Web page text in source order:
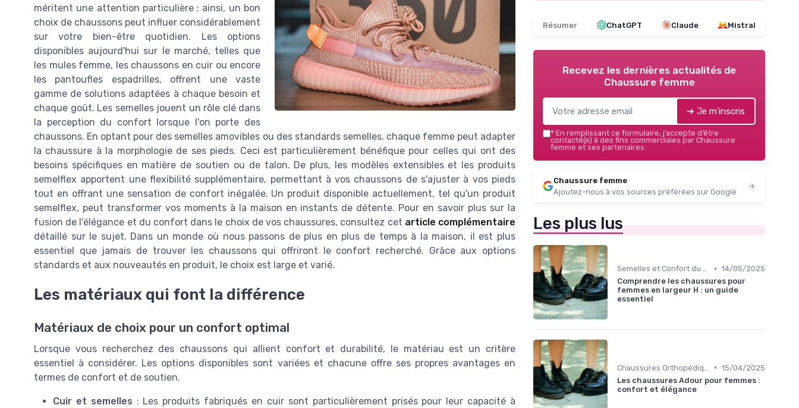
méritent une attention particulière ; ainsi, un bon
choix de chaussons peut influer considérablement
sur votre bien-être quotidien. Les options
disponibles aujourd'hui sur le marché, telles que
les mules femme, les chaussons en cuir ou encore
les pantoufles espadrilles, offrent une vaste
gamme de solutions adaptées à chaque besoin et
chaque goût. Les semelles jouent un rôle clé dans
la perception du confort lorsque l'on porte des
chaussons. En optant pour des semelles amovibles ou des standards semelles, chaque femme peut adapter
la chaussure à la morphologie de ses pieds. Ceci est particulièrement bénéfique pour celles qui ont des
besoins spécifiques en matière de soutien ou de talon. De plus, les modèles extensibles et les produits
semelflex apportent une flexibilité supplémentaire, permettant à vos chaussons de s'ajuster à vos pieds
tout en offrant une sensation de confort inégalée. Un produit disponible actuellement, tel qu'un produit
semelflex, peut transformer vos moments à la maison en instants de détente. Pour en savoir plus sur la
fusion de l'élégance et du confort dans le choix de vos chaussures, consultez cet article complémentaire
détaillé sur le sujet. Dans un monde où nous passons de plus en plus de temps à la maison, il est plus
essentiel que jamais de trouver les chaussons qui offriront le confort recherché. Grâce aux options
standards et aux nouveautés en produit, le choix est large et varié.
Les matériaux qui font la différence
Matériaux de choix pour un confort optimal
Lorsque vous recherchez des chaussons qui allient confort et durabilité, le matériau est un critère
essentiel à considérer. Les options disponibles sont variées et chacune offre ses propres avantages en
termes de confort et de soutien.
Cuir et semelles : Les produits fabriqués en cuir sont particulièrement prisés pour leur capacité à
Résumer ChatGPT Claude Mistral
Recevez les dernières actualités de
Chaussure femme
➔ Je m'inscris
* En remplissant ce formulaire, j’accepte d’être
contacté(e) à des fins commerciales par Chaussure
femme et ses partenaires.
Chaussure femme
Ajoutez-nous à vos sources préférées sur Google
Les plus lus
Semelles et Confort du Pied • 14/05/2025
Comprendre les chaussures pour
femmes en largeur H : un guide
essentiel
• 15/04/2025
Les chaussures Adour pour femmes :
confort et élégance